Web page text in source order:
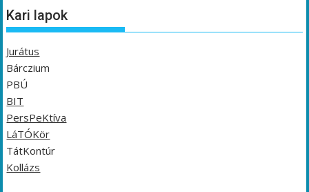
Kari lapok
Jurátus
Bárczium
PBÚ
BIT
PersPeKtíva
LáTÓKör
TátKontúr
Kollázs